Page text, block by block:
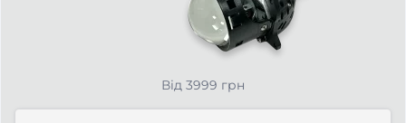
Від 3999 грн